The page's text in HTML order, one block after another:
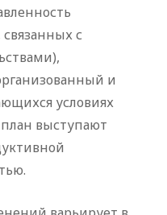
с
и
условиях
выступают